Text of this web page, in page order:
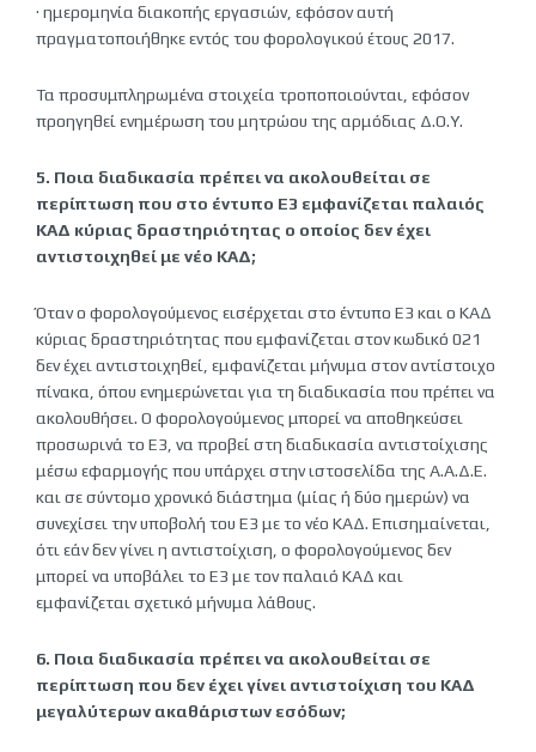
· ημερομηνία διακοπής εργασιών, εφόσον αυτή
πραγματοποιήθηκε εντός του φορολογικού έτους 2017.
Τα προσυμπληρωμένα στοιχεία τροποποιούνται, εφόσον
προηγηθεί ενημέρωση του μητρώου της αρμόδιας Δ.Ο.Υ.
5. Ποια διαδικασία πρέπει να ακολουθείται σε
περίπτωση που στο έντυπο Ε3 εμφανίζεται παλαιός
ΚΑΔ κύριας δραστηριότητας ο οποίος δεν έχει
αντιστοιχηθεί με νέο ΚΑΔ;
Όταν ο φορολογούμενος εισέρχεται στο έντυπο Ε3 και ο ΚΑΔ
κύριας δραστηριότητας που εμφανίζεται στον κωδικό 021
δεν έχει αντιστοιχηθεί, εμφανίζεται μήνυμα στον αντίστοιχο
πίνακα, όπου ενημερώνεται για τη διαδικασία που πρέπει να
ακολουθήσει. Ο φορολογούμενος μπορεί να αποθηκεύσει
προσωρινά το Ε3, να προβεί στη διαδικασία αντιστοίχισης
μέσω εφαρμογής που υπάρχει στην ιστοσελίδα της Α.Α.Δ.Ε.
και σε σύντομο χρονικό διάστημα (μίας ή δύο ημερών) να
συνεχίσει την υποβολή του Ε3 με το νέο ΚΑΔ. Επισημαίνεται,
ότι εάν δεν γίνει η αντιστοίχιση, ο φορολογούμενος δεν
μπορεί να υποβάλει το Ε3 με τον παλαιό ΚΑΔ και
εμφανίζεται σχετικό μήνυμα λάθους.
6. Ποια διαδικασία πρέπει να ακολουθείται σε
περίπτωση που δεν έχει γίνει αντιστοίχιση του ΚΑΔ
μεγαλύτερων ακαθάριστων εσόδων;